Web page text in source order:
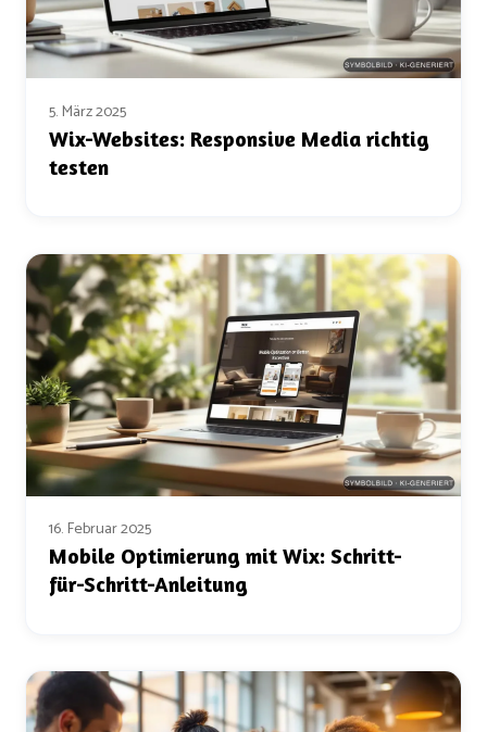
5. März 2025
Wix-Websites: Responsive Media richtig
testen
16. Februar 2025
Mobile Optimierung mit Wix: Schritt-
für-Schritt-Anleitung